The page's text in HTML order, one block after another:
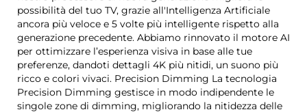
possibilità del tuo TV, grazie all'Intelligenza Artificiale
ancora più veloce e 5 volte più intelligente rispetto alla
generazione precedente. Abbiamo rinnovato il motore AI
per ottimizzare l’esperienza visiva in base alle tue
preferenze, dandoti dettagli 4K più nitidi, un suono più
ricco e colori vivaci. Precision Dimming La tecnologia
Precision Dimming gestisce in modo indipendente le
singole zone di dimming, migliorando la nitidezza delle